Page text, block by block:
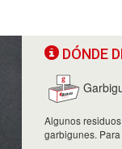
DÓNDE
Algunos
garbigunes.